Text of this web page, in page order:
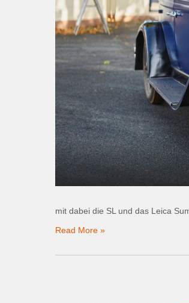
mit dabei die SL und das Leica
Read More »